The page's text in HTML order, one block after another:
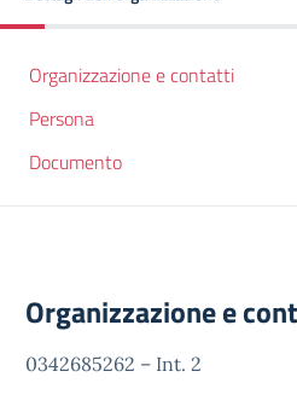
Organizzazione e contatti
Persona
Documento
Organizzazione e
0342685262 – Int. 2